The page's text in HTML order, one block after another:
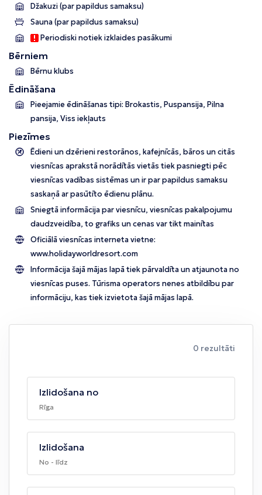
Džakuzi (par papildus samaksu)
Sauna (par papildus samaksu)
Periodiski notiek izklaides pasākumi
Bērniem
Bērnu klubs
Ēdināšana
Pieejamie ēdināšanas tipi: Brokastis, Puspansija, Pilna
pansija, Viss iekļauts
Piezīmes
Ēdieni un dzērieni restorānos, kafejnīcās, bāros un citās
viesnīcas aprakstā norādītās vietās tiek pasniegti pēc
viesnīcas vadības sistēmas un ir par papildus samaksu
saskaņā ar pasūtīto ēdienu plānu.
Sniegtā informācija par viesnīcu, viesnīcas pakalpojumu
daudzveidība, to grafiks un cenas var tikt mainītas
Oficiālā viesnīcas interneta vietne:
www.holidayworldresort.com
Informācija šajā mājas lapā tiek pārvaldīta un atjaunota no
viesnīcas puses. Tūrisma operators nenes atbildību par
informāciju, kas tiek izvietota šajā mājas lapā.
0 rezultāti
Izlidošana no
Rīga
Izlidošana
No - līdz